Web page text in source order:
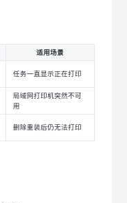
适用场景
任务一直显示正在打印
局域网打印机突然不可
用
删除重装后仍无法打印